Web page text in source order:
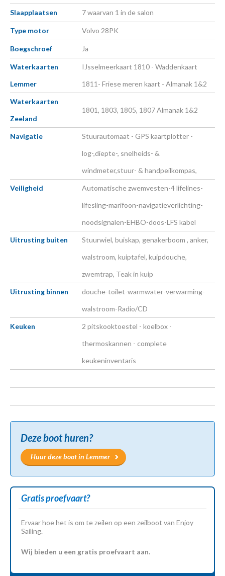
Slaapplaatsen 7 waarvan 1 in de salon
Type motor Volvo 28PK
Boegschroef Ja
Waterkaarten
Lemmer
IJsselmeerkaart 1810 - Waddenkaart
1811- Friese meren kaart - Almanak 1&2
Waterkaarten
Zeeland
1801, 1803, 1805, 1807 Almanak 1&2
Navigatie
Stuurautomaat - GPS kaartplotter -
log-,diepte-, snelheids- &
windmeter,stuur- & handpeilkompas,
Veiligheid
Automatische zwemvesten-4 lifelines-
lifesling-marifoon-navigatieverlichting-
noodsignalen-EHBO-doos-LFS kabel
Uitrusting buiten
Stuurwiel, buiskap, genakerboom , anker,
walstroom, kuiptafel, kuipdouche,
zwemtrap, Teak in kuip
Uitrusting binnen
douche-toilet-warmwater-verwarming-
walstroom-Radio/CD
Keuken
2 pitskooktoestel - koelbox -
thermoskannen - complete
keukeninventaris
Deze boot huren?
Huur deze boot in Lemmer
Gratis proefvaart?
Ervaar hoe het is om te zeilen op een zeilboot van Enjoy
Sailing.
Wij bieden u een gratis proefvaart aan.